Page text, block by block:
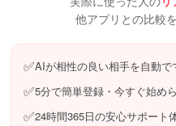
他アプリとの比較
✅AIが相性の良い相手を自動で
✅5分で簡単登録・今すぐ始め
✅24時間365日の安心サポート
)アプリストアへ